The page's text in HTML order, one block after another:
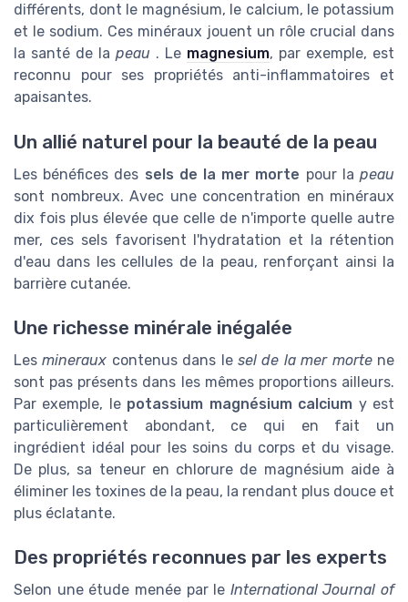
différents, dont le magnésium, le calcium, le potassium
et le sodium. Ces minéraux jouent un rôle crucial dans
la santé de la peau . Le magnesium, par exemple, est
reconnu pour ses propriétés anti-inflammatoires et
apaisantes.
Un allié naturel pour la beauté de la peau
Les bénéfices des sels de la mer morte pour lapeau
sont nombreux. Avec une concentration en minéraux
dix fois plus élevée que celle de n'importe quelle autre
mer, ces sels favorisent l'hydratation et la rétention
d'eau dans les cellules de la peau, renforçant ainsi la
barrière cutanée.
Une richesse minérale inégalée
Lesmineraux contenus dans lesel de la mer mortene
sont pas présents dans les mêmes proportions ailleurs.
Par exemple, le potassium magnésium calcium y est
particulièrement abondant, ce qui en fait un
ingrédient idéal pour les soins du corps et du visage.
De plus, sa teneur en chlorure de magnésium aide à
éliminer les toxines de la peau, la rendant plus douce et
plus éclatante.
Des propriétés reconnues par les experts
Selon une étude menée par le International Journal of